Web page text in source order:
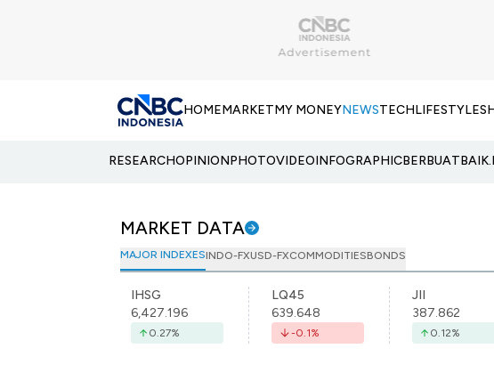
HOMEMARKETMY MONEYNEWSTECHLIFESTYLE
RESEARCHOPINIONPHOTOVIDEOINFOGRAPHIC
MARKET DATA
MAJOR INDEXESINDO-FXUSD-FXCOMMODITIESBONDS
IHSG
6,427.196
0.27%
LQ45
639.648
-0.1%
JII
387.862
0.12%